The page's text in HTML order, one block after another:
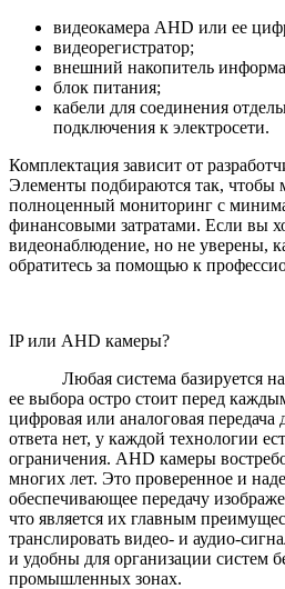
видеокамера AHD или ее
видеорегистратор;
внешний накопитель
блок питания;
кабели для соединения
подключения к электросети.
Комплектация зависит от
Элементы подбираются так, чтобы
полноценный мониторинг с
финансовыми затратами. Если вы
видеонаблюдение, но не уверены,
обратитесь за помощью к
IP или AHD камеры?
Любая система базируется на
ее выбора остро стоит перед
цифровая или аналоговая
ответа нет, у каждой технологии
ограничения. AHD камеры
многих лет. Это проверенное и
обеспечивающее передачу
что является их главным
транслировать видео- и аудио-
и удобны для организации систем
промышленных зонах.